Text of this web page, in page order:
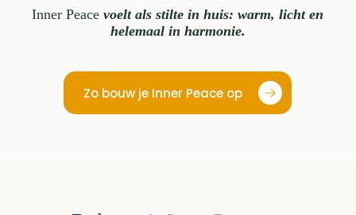
Inner Peacevoelt als stilte in huis: warm, licht en
helemaal in harmonie.
Zo bouw je Inner Peace op